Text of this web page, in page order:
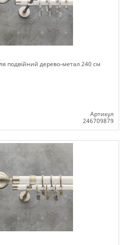
подвійний дерево-метал 240 см
Артикул
246709879